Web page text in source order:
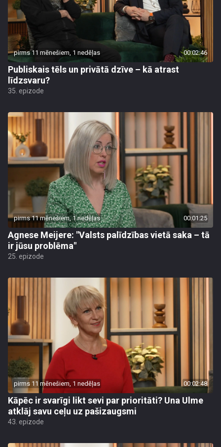
pirms 11 mēnešiem, 1 nedēļas 00:02:46
Publiskais tēls un privātā dzīve – kā atrast
līdzsvaru?
35. epizode
pirms 11 mēnešiem, 1 nedēļas 00:01:25
Agnese Meijere: "Valsts palīdzības vietā saka – tā
ir jūsu problēma"
25. epizode
pirms 11 mēnešiem, 1 nedēļas 00:02:48
Kāpēc ir svarīgi likt sevi par prioritāti? Una Ulme
atklāj savu ceļu uz pašizaugsmi
43. epizode